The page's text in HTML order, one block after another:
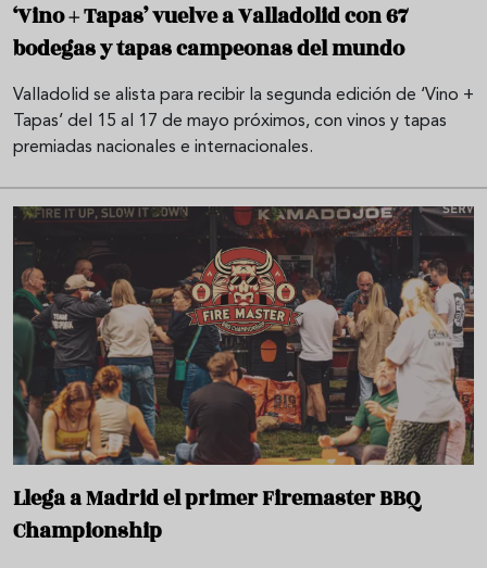
‘Vino + Tapas’ vuelve a Valladolid con 67
bodegas y tapas campeonas del mundo
Valladolid se alista para recibir la segunda edición de ‘Vino +
Tapas’ del 15 al 17 de mayo próximos, con vinos y tapas
premiadas nacionales e internacionales.
Llega a Madrid el primer Firemaster BBQ
Championship